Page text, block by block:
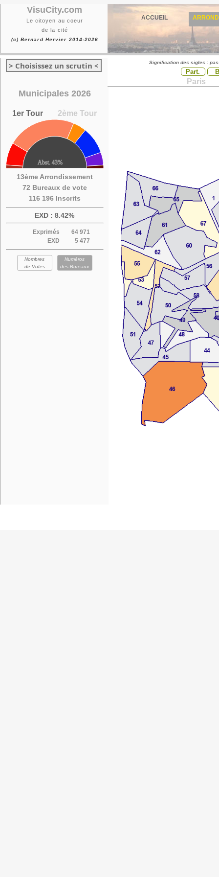
VisuCity.com
Le citoyen au coeur
de la cité
(c) Bernard Hervier 2014-2026
ACCUEIL
> Choisissez un scrutin <
Municipales 2026
1er Tour 2ème Tour
13ème Arrondissement
72 Bureaux de vote
116 196 Inscrits
EXD : 8.42%
Exprimés
64 971
EXD
5 477
Nombres
de Votes
Numéros
des Bureaux
Signification des sigles :
Part.
Paris